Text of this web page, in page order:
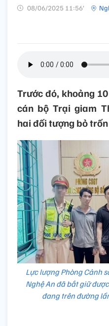
08/06/2025 11:56’
Trước đó, khoảng
cán bộ Trại giam
hai đối tượng bỏ
Lực lượng Phòng Cảnh
Nghệ An đã bắt giữ
đang trên đường